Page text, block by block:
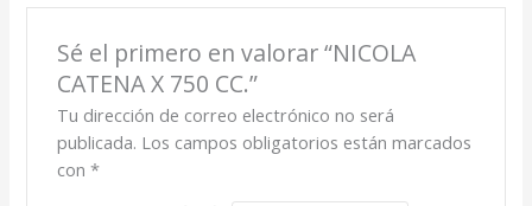
Sé el primero en valorar “NICOLA
CATENA X 750 CC.”
Tu dirección de correo electrónico no será
publicada. Los campos obligatorios están marcados
con *